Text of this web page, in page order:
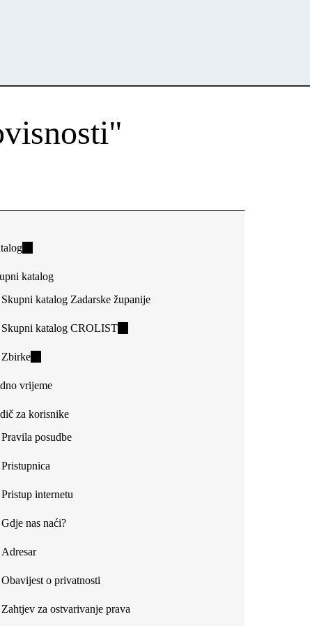
(link
external)
katalog
Skupni katalog Zadarske županije
Skupni katalog CROLIST(link
Zbirke(link
external)
vrijeme
za korisnike
Pravila posudbe
Pristupnica
Pristup internetu
Gdje nas naći?
Adresar
Obavijest o privatnosti
Zahtjev za ostvarivanje prava